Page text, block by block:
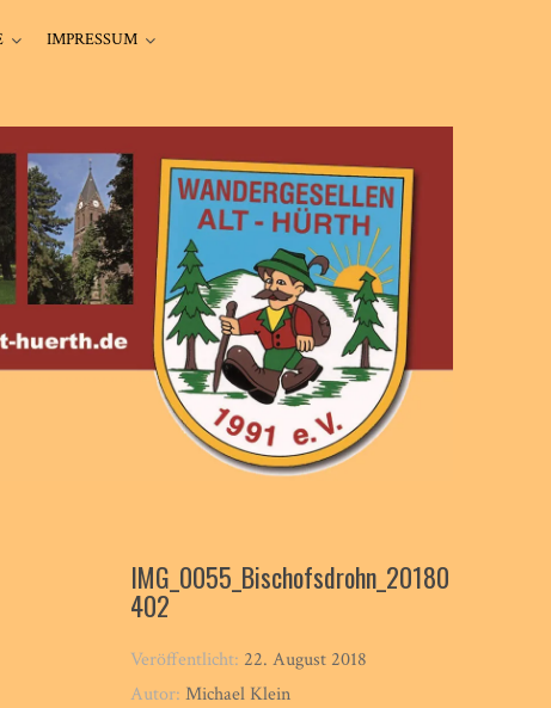
IMPRESSUM
IMG_0055_Bischofsdrohn_20180
402
Veröffentlicht: 22. August 2018
Autor:Michael Klein